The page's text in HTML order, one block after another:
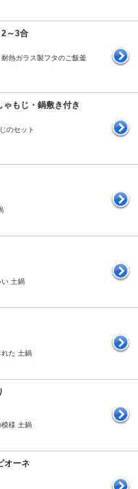
2～3合
熱ガラス製フタのご飯釜
もじ・鍋敷き付き
のセット
い 土鍋
た 土鍋
様 土鍋
オーネ